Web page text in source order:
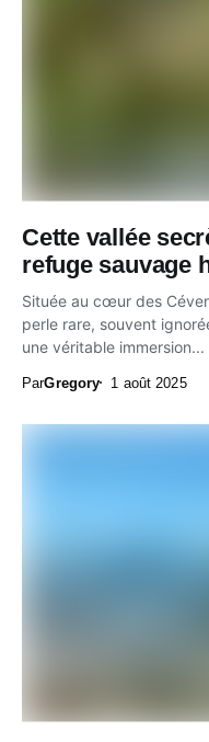
Cette vallée
refuge sauvage
Située au cœur des
perle rare, souvent
une véritable immersion...
ParGregory 1 août 2025